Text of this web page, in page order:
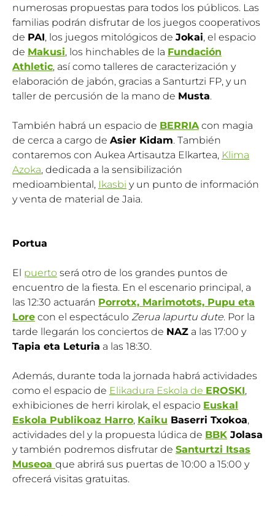
numerosas propuestas para todos los públicos. Las
familias podrán disfrutar de los juegos cooperativos
de PAI, los juegos mitológicos de Jokai, el espacio
de Makusi, los hinchables de la Fundación
Athletic, así como talleres de caracterización y
elaboración de jabón, gracias a Santurtzi FP, y un
taller de percusión de la mano de Musta.
También habrá un espacio de BERRIAcon magia
de cerca a cargo de Asier Kidam. También
contaremos con Aukea Artisautza Elkartea, Klima
Azoka, dedicada a la sensibilización
medioambiental, Ikasbi y un punto de información
y venta de material de Jaia.
Portua
El puerto será otro de los grandes puntos de
encuentro de la fiesta. En el escenario principal, a
las 12:30 actuarán Porrotx, Marimotots, Pupu eta
Lore con el espectáculo Zerua lapurtu dute. Por la
tarde llegarán los conciertos de NAZ a las 17:00 y
Tapia eta Leturia a las 18:30.
Además, durante toda la jornada habrá actividades
como el espacio de Elikadura Eskola de EROSKI,
exhibiciones de herri kirolak, el espacio Euskal
Eskola Publikoaz Harro, Kaiku Baserri Txokoa,
actividades del y la propuesta lúdica de BBK Jolasa
y también podremos disfrutar de Santurtzi Itsas
Museoa que abrirá sus puertas de 10:00 a 15:00 y
ofrecerá visitas gratuitas.